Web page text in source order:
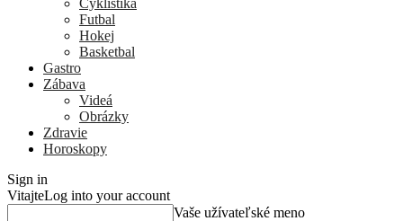
Cyklistika
Futbal
Hokej
Basketbal
Gastro
Zábava
Videá
Obrázky
Zdravie
Horoskopy
Sign in
VitajteLog into your account
Vaše užívateľské meno